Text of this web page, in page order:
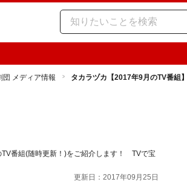
団 メディア情報 タカラヅカ【2017年9月のTV番組
番組(随時更新！)をご紹介します！ TVで宝
更新日：2017年09月25日